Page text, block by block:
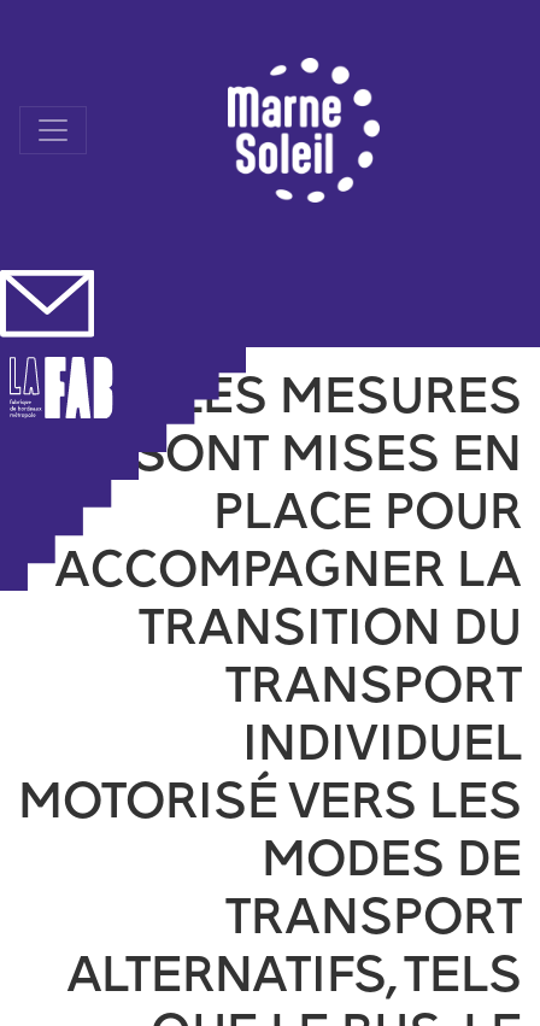
QUELLES MESURES
SONT MISES EN
PLACE POUR
ACCOMPAGNER LA
TRANSITION DU
TRANSPORT
INDIVIDUEL
MOTORISÉ VERS LES
MODES DE
TRANSPORT
ALTERNATIFS, TELS